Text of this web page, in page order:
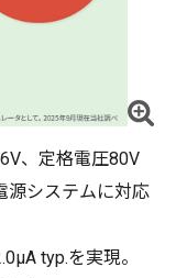
、定格電圧80V
源システムに対応
typ.を実現。